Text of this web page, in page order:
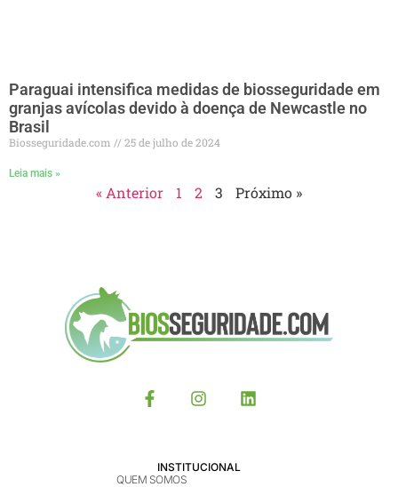
Paraguai intensifica medidas de biosseguridade em
granjas avícolas devido à doença de Newcastle no
Brasil
Biosseguridade.com 25 de julho de 2024
Leia mais »
« Anterior 1 2 3 Próximo »
INSTITUCIONAL
QUEM SOMOS